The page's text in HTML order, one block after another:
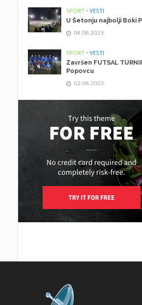
SPORT • VESTI
U Šetonju najbolji Boki
04.08.2023.
SPORT • VESTI
Završen FUTSAL
Popovcu
02.08.2023.